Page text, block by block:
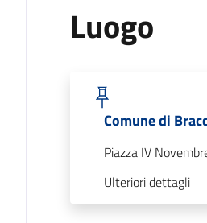
Luogo
Comune di
Piazza IV
Ulteriori dettagli